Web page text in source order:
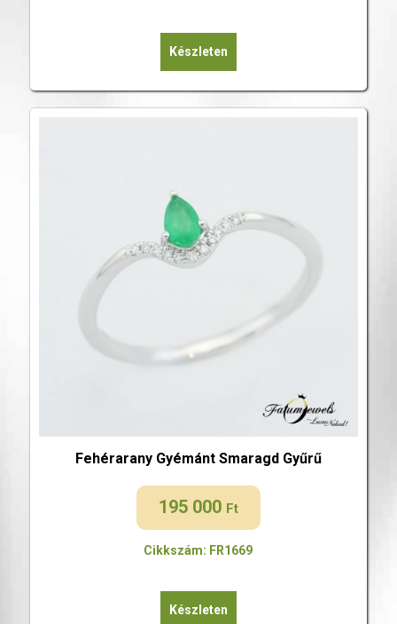
Készleten
Fehérarany Gyémánt Smaragd Gyűrű
195 000 Ft
Cikkszám: FR1669
Készleten